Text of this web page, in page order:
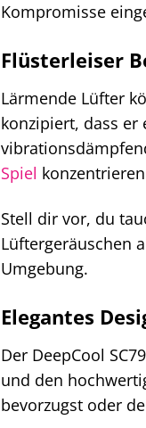
Kompromisse
Flüsterleiser
Lärmende Lüfter
konzipiert, dass er
Spiel
Stell dir vor, du
Lüftergeräuschen
Umgebung.
Elegantes
Der DeepCool
und den
bevorzugst oder